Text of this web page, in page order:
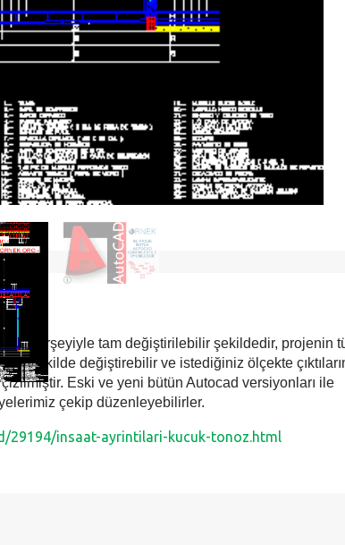
herşeyiyle tam değiştirilebilir şekildedir, projenin
şekilde değiştirebilir ve istediğiniz ölçekte
Eski ve yeni bütün Autocad versiyonları ile
çekip düzenleyebilirler.
29194/insaat-ayrintilari-kucuk-tonoz.html